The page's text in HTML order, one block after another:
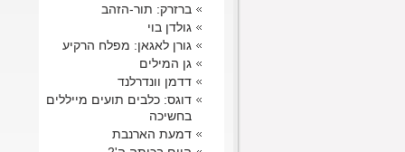
ברזרק: תור-הזהב
גולדן בוי
גורן לאגאן: מפלח הרקיע
גן המילים
דדמן וונדרלנד
דוגס: כלבים תועים מייללים
בחשיכה
דמעת הארנבת